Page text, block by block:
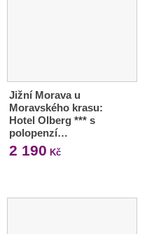
Jižní Morava u
Moravského krasu:
Hotel Olberg *** s
polopenzí…
2 190 Kč